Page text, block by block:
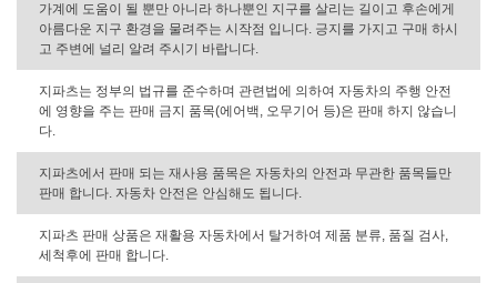
가계에 도움이 될 뿐만 아니라 하나뿐인 지구를 살리는 길이고 후손에게
아름다운 지구 환경을 물려주는 시작점 입니다. 긍지를 가지고 구매 하시
고 주변에 널리 알려 주시기 바랍니다.
지파츠는 정부의 법규를 준수하며 관련법에 의하여 자동차의 주행 안전
에 영향을 주는 판매 금지 품목(에어백, 오무기어 등)은 판매 하지 않습니
다.
지파츠에서 판매 되는 재사용 품목은 자동차의 안전과 무관한 품목들만
판매 합니다. 자동차 안전은 안심해도 됩니다.
지파츠 판매 상품은 재활용 자동차에서 탈거하여 제품 분류, 품질 검사,
세척후에 판매 합니다.